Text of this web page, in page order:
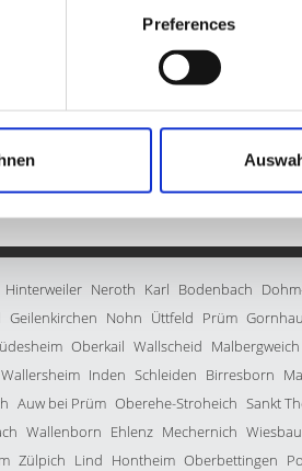
Preferences
in Ortsrandlage in Berndorf -
ZUM EXPOSÉ
Hinterweiler Neroth Karl Bodenbach
Geilenkirchen Nohn Üttfeld Prüm
Oberkail Wallscheid Malbergweich
Wallersheim Inden Schleiden Birresborn
Auw bei Prüm Oberehe-Stroheich Sankt
Wallenborn Ehlenz Mechernich
Zülpich Lind Hontheim Oberbettingen